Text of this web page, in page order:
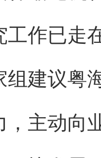
工作已走
组建议粤
，主动向